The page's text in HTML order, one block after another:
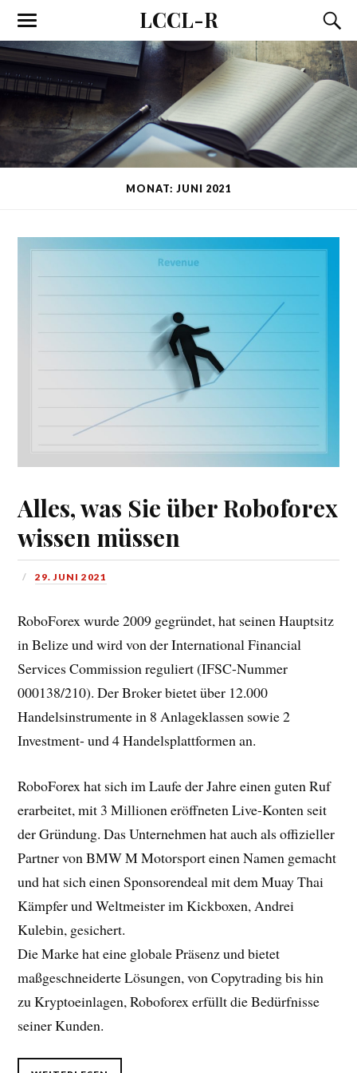
LCCL-R
MONAT: JUNI 2021
Alles, was Sie über Roboforex
wissen müssen
29. JUNI 2021
RoboForex wurde 2009 gegründet, hat seinen Hauptsitz
in Belize und wird von der International Financial
Services Commission reguliert (IFSC-Nummer
000138/210). Der Broker bietet über 12.000
Handelsinstrumente in 8 Anlageklassen sowie 2
Investment- und 4 Handelsplattformen an.
RoboForex hat sich im Laufe der Jahre einen guten Ruf
erarbeitet, mit 3 Millionen eröffneten Live-Konten seit
der Gründung. Das Unternehmen hat auch als offizieller
Partner von BMW M Motorsport einen Namen gemacht
und hat sich einen Sponsorendeal mit dem Muay Thai
Kämpfer und Weltmeister im Kickboxen, Andrei
Kulebin, gesichert.
Die Marke hat eine globale Präsenz und bietet
maßgeschneiderte Lösungen, von Copytrading bis hin
zu Kryptoeinlagen, Roboforex erfüllt die Bedürfnisse
seiner Kunden.